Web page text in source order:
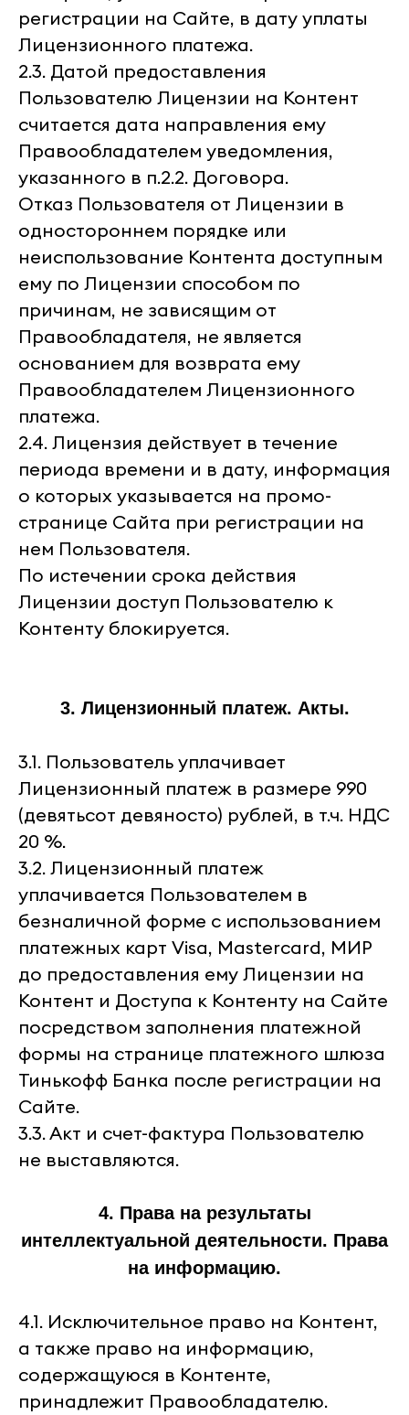
регистрации на Сайте, в дату уплаты
Лицензионного платежа.
2.3. Датой предоставления
Пользователю Лицензии на Контент
считается дата направления ему
Правообладателем уведомления,
указанного в п.2.2. Договора.
Отказ Пользователя от Лицензии в
одностороннем порядке или
неиспользование Контента доступным
ему по Лицензии способом по
причинам, не зависящим от
Правообладателя, не является
основанием для возврата ему
Правообладателем Лицензионного
платежа.
2.4. Лицензия действует в течение
периода времени и в дату, информация
о которых указывается на промо-
странице Сайта при регистрации на
нем Пользователя.
По истечении срока действия
Лицензии доступ Пользователю к
Контенту блокируется.
3. Лицензионный платеж. Акты.
3.1. Пользователь уплачивает
Лицензионный платеж в размере 990
(девятьсот девяносто) рублей, в т.ч. НДС
20 %.
3.2. Лицензионный платеж
уплачивается Пользователем в
безналичной форме с использованием
платежных карт Visa, Mastercard, МИР
до предоставления ему Лицензии на
Контент и Доступа к Контенту на Сайте
посредством заполнения платежной
формы на странице платежного шлюза
Тинькофф Банка после регистрации на
Сайте.
3.3. Акт и счет-фактура Пользователю
не выставляются.
4. Права на результаты
интеллектуальной деятельности. Права
на информацию.
4.1. Исключительное право на Контент,
а также право на информацию,
содержащуюся в Контенте,
принадлежит Правообладателю.